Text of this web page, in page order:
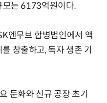
모는 6173억원이다.
엔무브 합병법인에서 액
창출하고, 독자 생존 기
둔화와 신규 공장 초기